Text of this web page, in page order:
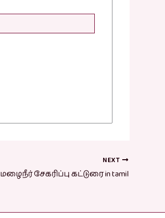
NEXT
மழைநீர் சேகரிப்பு கட்டுரை in tamil